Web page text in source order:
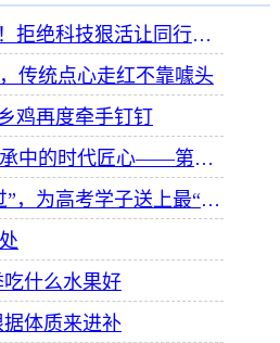
火锅外卖“反套路”出圈！拒绝科技狠活让同行颤抖
传统点心走红不靠噱头
鸡再度牵手钉钉
指尖上的千年面艺，传承中的时代匠心——第八届“安琪酵母杯”中华发酵面食大赛武汉赛区开赛
许府牛：用一串“一把过”，为高考学子送上最“牛”祝福
什么水果好
体质来进补